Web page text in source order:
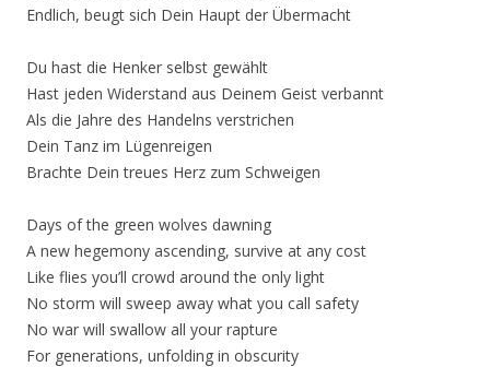
Endlich, beugt sich Dein Haupt der Übermacht
Du hast die Henker selbst gewählt
Hast jeden Widerstand aus Deinem Geist verbannt
Als die Jahre des Handelns verstrichen
Dein Tanz im Lügenreigen
Brachte Dein treues Herz zum Schweigen
Days of the green wolves dawning
A new hegemony ascending, survive at any cost
Like flies you’ll crowd around the only light
No storm will sweep away what you call safety
No war will swallow all your rapture
For generations, unfolding in obscurity